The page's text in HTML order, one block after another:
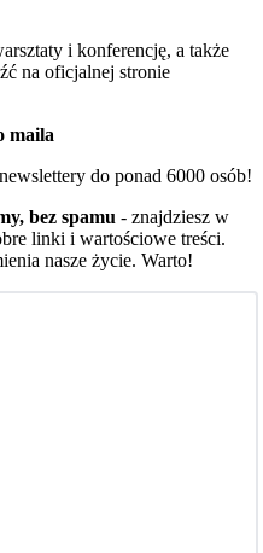
i konferencję, a także
na oficjalnej stronie
maila
do ponad 6000 osób!
bez spamu - znajdziesz w
linki i wartościowe treści.
nasze życie. Warto!